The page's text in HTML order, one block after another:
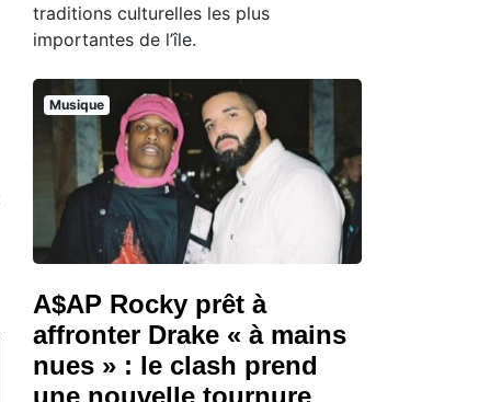
traditions culturelles les plus
importantes de l’île.
Musique
A$AP Rocky prêt à
affronter Drake « à mains
nues » : le clash prend
une nouvelle tournure